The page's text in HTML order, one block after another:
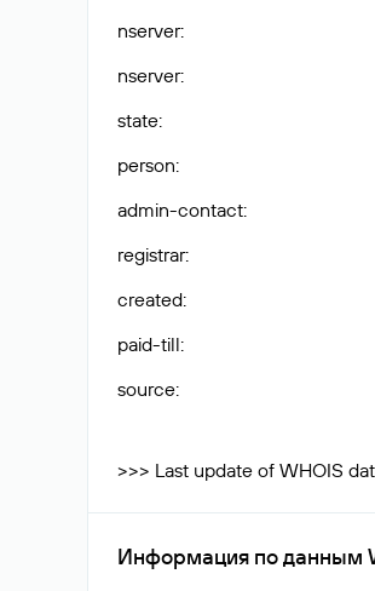
nserver:
nserver:
state:
person:
admin-contact:
registrar:
created:
paid-till:
source:
>>> Last update of WHOIS
Информация по данным